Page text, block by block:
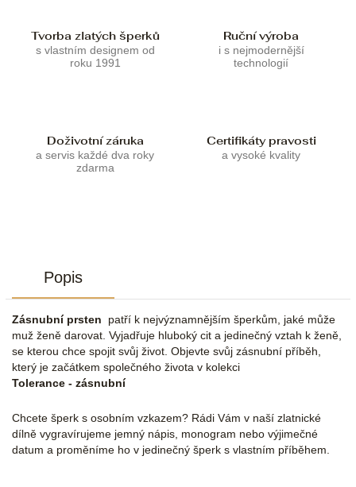
Tvorba zlatých šperků
s vlastním designem od
roku 1991
Ruční výroba
i s nejmodernější
technologií
Doživotní záruka
a servis každé dva roky
zdarma
Certifikáty pravosti
a vysoké kvality
Popis
Zásnubní prsten patří k nejvýznamnějším šperkům, jaké může
muž ženě darovat. Vyjadřuje hluboký cit a jedinečný vztah k ženě,
se kterou chce spojit svůj život. Objevte svůj zásnubní příběh,
který je začátkem společného života v kolekci
Tolerance - zásnubní
Chcete šperk s osobním vzkazem? Rádi Vám v naší zlatnické
dílně vygravírujeme jemný nápis, monogram nebo výjimečné
datum a proměníme ho v jedinečný šperk s vlastním příběhem.